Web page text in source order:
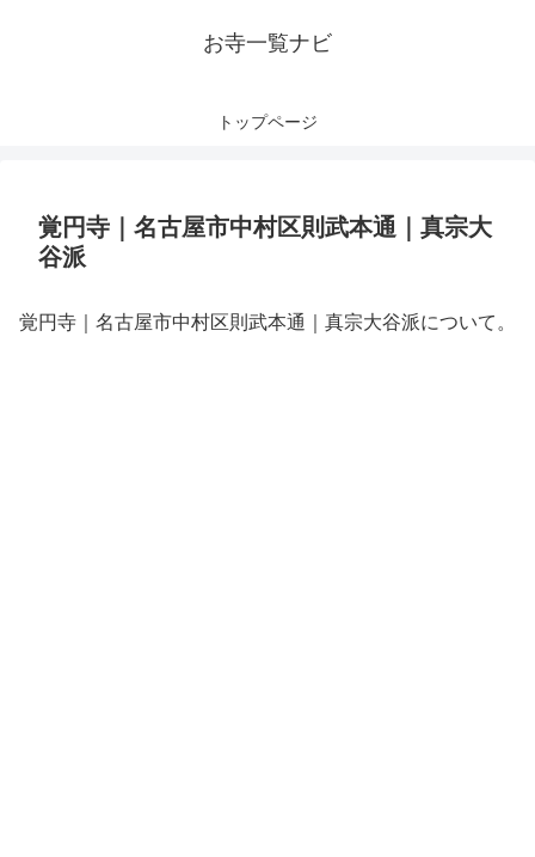
お寺一覧ナビ
トップページ
覚円寺｜名古屋市中村区則武本通｜真宗大
谷派
覚円寺｜名古屋市中村区則武本通｜真宗大谷派について。